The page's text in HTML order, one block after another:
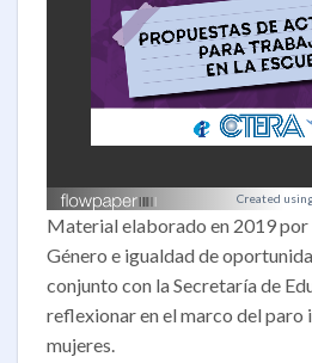
Created
Material elaborado en 2019 por
Género e igualdad de
conjunto con la Secretaría de
reflexionar en el marco del paro
mujeres.